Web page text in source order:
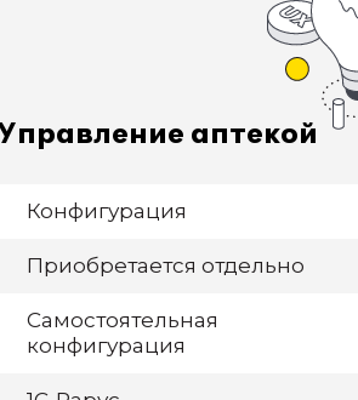
аптекой
Конфигурация
Приобретается отдельно
Самостоятельная
конфигурация